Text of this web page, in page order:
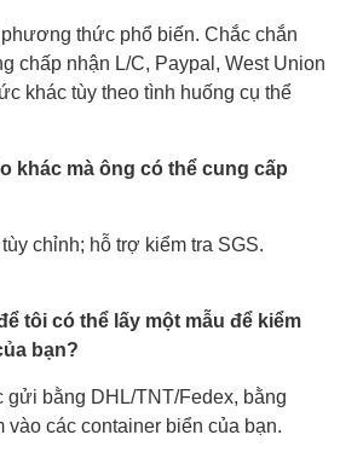
thức phổ biến. Chắc chắn
chấp nhận L/C, Paypal, West Union
khác tùy theo tình huống cụ thể
khác mà ông có thể cung cấp
chỉnh; hỗ trợ kiểm tra SGS.
tôi có thể lấy một mẫu để kiểm
bạn?
gửi bằng DHL/TNT/Fedex, bằng
vào các container biển của bạn.